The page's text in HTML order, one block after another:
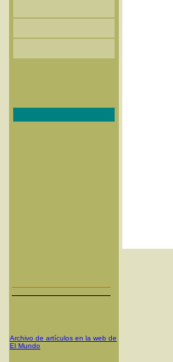
Archivo de artículos en la web de
El Mundo